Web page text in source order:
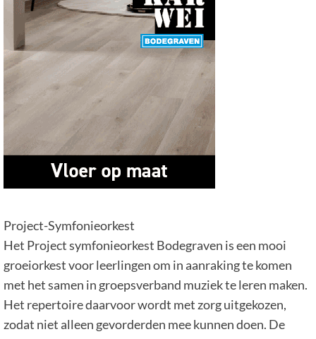
Project-Symfonieorkest
Het Project symfonieorkest Bodegraven is een mooi
groeiorkest voor leerlingen om in aanraking te komen
met het samen in groepsverband muziek te leren maken.
Het repertoire daarvoor wordt met zorg uitgekozen,
zodat niet alleen gevorderden mee kunnen doen. De